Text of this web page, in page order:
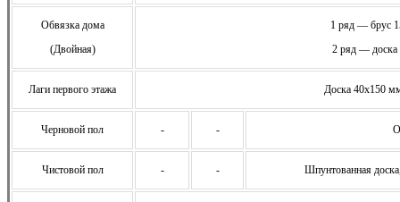
Обвязка дома
(Двойная)
1 ряд — брус
2 ряд —
Лаги первого этажа Доска 40х150
Черновой пол - -
Чистовой пол - - Шпунтованная